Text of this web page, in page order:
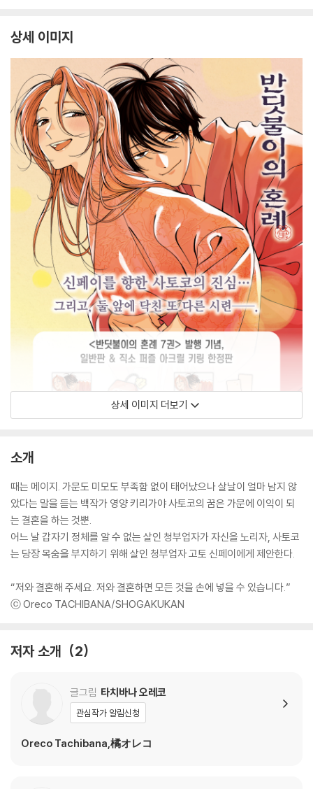
상세 이미지
상세 이미지 더보기
소개
때는 메이지. 가문도 미모도 부족함 없이 태어났으나 살날이 얼마 남지 않
았다는 말을 듣는 백작가 영양 키리가야 사토코의 꿈은 가문에 이익이 되
는 결혼을 하는 것뿐.
어느 날 갑자기 정체를 알 수 없는 살인 청부업자가 자신을 노리자, 사토코
는 당장 목숨을 부지하기 위해 살인 청부업자 고토 신페이에게 제안한다.
“저와 결혼해 주세요. 저와 결혼하면 모든 것을 손에 넣을 수 있습니다.”
ⓒ Oreco TACHIBANA/SHOGAKUKAN
저자 소개 2
글그림 타치바나 오레코
관심작가 알림신청
Oreco Tachibana,橘オレコ